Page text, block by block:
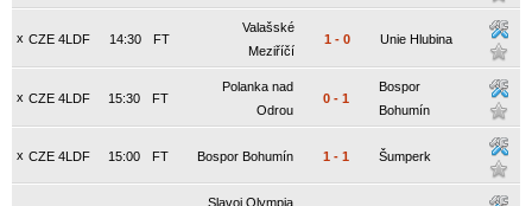
x CZE 4LDF FT
14:30
Valašské
Meziříčí
1 - 0 Unie Hlubina
x CZE 4LDF FT
15:30
Polanka nad
Odrou
0 - 1
Bospor
Bohumín
x CZE 4LDF FT
15:00 Bospor Bohumín 1 - 1 Šumperk
Slavoj Olympia